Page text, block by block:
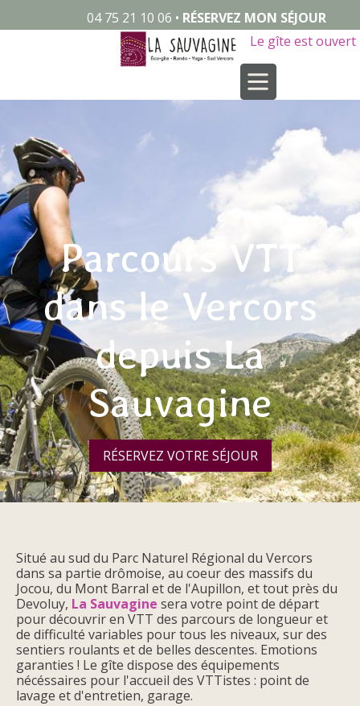
04 75 21 10 06 • RÉSERVEZ MON SÉJOUR
Le gîte est ouvert
Parcours VTT
dans le Vercors
depuis La
Sauvagine
RÉSERVEZ VOTRE SÉJOUR
Situé au sud du Parc Naturel Régional du Vercors
dans sa partie drômoise, au coeur des massifs du
Jocou, du Mont Barral et de l'Aupillon, et tout près du
Devoluy, La Sauvagine sera votre point de départ
pour découvrir en VTT des parcours de longueur et
de difficulté variables pour tous les niveaux, sur des
sentiers roulants et de belles descentes. Emotions
garanties ! Le gîte dispose des équipements
nécéssaires pour l'accueil des VTTistes : point de
lavage et d'entretien, garage.